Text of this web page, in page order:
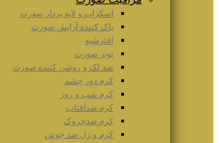
اسکراب و لایه بردار صورت
پاک کننده آرایش صورت
افترشیو
تونر صورت
ضد لک و روشن کننده صورت
کرم دور چشم
کرم شب و روز
کرم ضدآفتاب
کرم ضدچروک
کرم و ژل ضد جوش